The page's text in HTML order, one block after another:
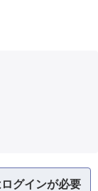
グインが必要